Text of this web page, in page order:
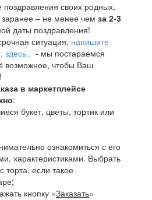
своих родных,
– не менее чем за 2-3
даты поздравления!
ситуация, напишите
здесь.. - мы постараемся
возможное, чтобы Ваш
в маркетплейсе
:
букет, цветы, тортик или
ознакомиться с его
характеристиками. Выбрать
торта, если такое
кнопку «Заказать»